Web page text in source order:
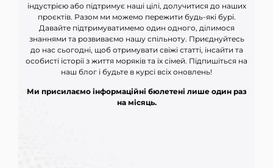
індустрією або підтримує наші цілі, долучитися до наших
проєктів. Разом ми можемо пережити будь-які бурі.
Давайте підтримуватимемо один одного, ділимося
знаннями та розвиваємо нашу спільноту. Приєднуйтесь
до нас сьогодні, щоб отримувати свіжі статті, інсайти та
особисті історії з життя моряків та їх сімей. Підпишіться на
наш блог і будьте в курсі всіх оновлень!
Ми присилаємо інформаційні бюлетені лише один раз
на місяць.